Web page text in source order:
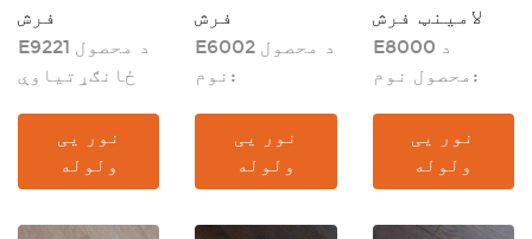
فرش
E9221 د محصول
ځانګړتیاوې
نور یی
ولوله
فرش
E6002 د محصول
نوم:
نور یی
ولوله
لامينټ فرش
E8000 د
محصول نوم:
نور یی
ولوله